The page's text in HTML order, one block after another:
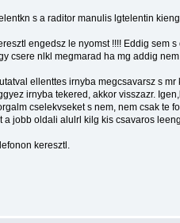
s a raditor manulis lgtelentin
engedsz le nyomst !!!! Eddig sem s
csere nlkl megmarad ha mg addig
ellenttes irnyba megcsavarsz s mr
irnyba tekered, akkor visszazr.
cselekvseket s nem, nem csak te
jobb oldali alulrl kilg kis csavaros
keresztl.